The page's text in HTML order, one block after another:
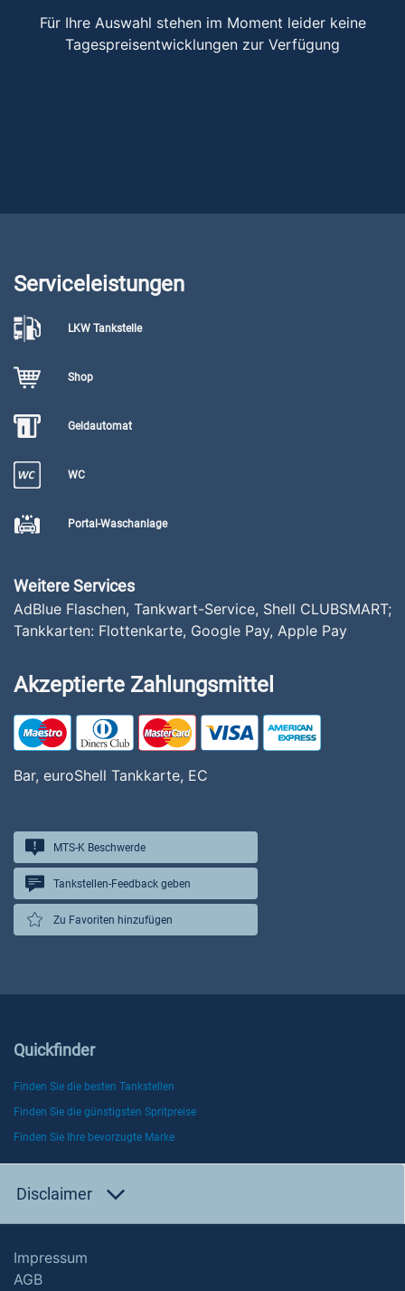
Für Ihre Auswahl stehen im Moment leider keine
Tagespreisentwicklungen zur Verfügung
Serviceleistungen
LKW Tankstelle
Shop
Geldautomat
WC
Portal-Waschanlage
Weitere Services
AdBlue Flaschen, Tankwart-Service, Shell CLUBSMART;
Tankkarten: Flottenkarte, Google Pay, Apple Pay
Akzeptierte Zahlungsmittel
Bar, euroShell Tankkarte, EC
MTS-K Beschwerde
Tankstellen-Feedback geben
Zu Favoriten hinzufügen
Quickfinder
Finden Sie die besten Tankstellen
Finden Sie die günstigsten Spritpreise
Finden Sie Ihre bevorzugte Marke
Disclaimer
Impressum
AGB